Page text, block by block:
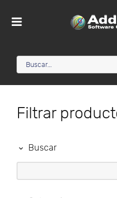
Filtrar
Buscar